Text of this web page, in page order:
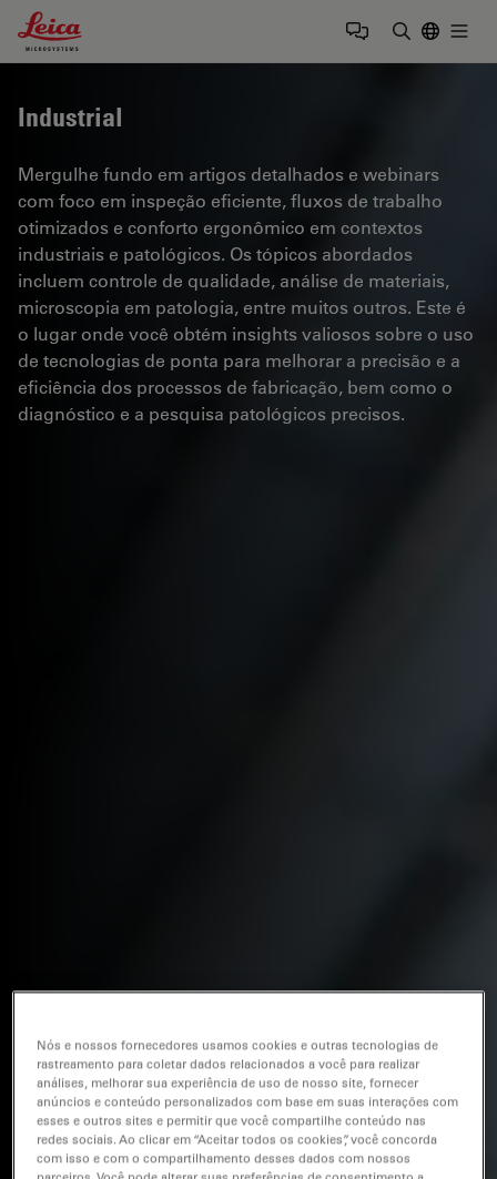
Leica Microsystems Logo
Industrial
Mergulhe fundo em artigos detalhados e webinars
com foco em inspeção eficiente, fluxos de trabalho
otimizados e conforto ergonômico em contextos
industriais e patológicos. Os tópicos abordados
incluem controle de qualidade, análise de materiais,
microscopia em patologia, entre muitos outros. Este é
o lugar onde você obtém insights valiosos sobre o uso
de tecnologias de ponta para melhorar a precisão e a
eficiência dos processos de fabricação, bem como o
diagnóstico e a pesquisa patológicos precisos.
Nós e nossos fornecedores usamos cookies e outras tecnologias de
rastreamento para coletar dados relacionados a você para realizar
análises, melhorar sua experiência de uso de nosso site, fornecer
anúncios e conteúdo personalizados com base em suas interações com
esses e outros sites e permitir que você compartilhe conteúdo nas
redes sociais. Ao clicar em “Aceitar todos os cookies”, você concorda
com isso e com o compartilhamento desses dados com nossos